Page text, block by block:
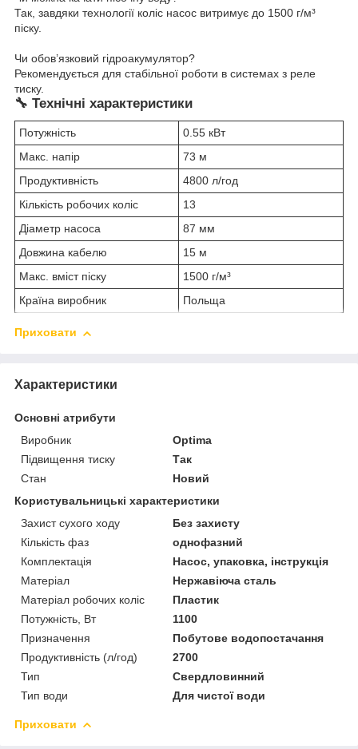
Так, завдяки технології коліс насос витримує до 1500 г/м³
піску.
Чи обов’язковий гідроакумулятор?
Рекомендується для стабільної роботи в системах з реле
тиску.
🔧 Технічні характеристики
Потужність
0.55 кВт
Макс. напір
73 м
Продуктивність
4800 л/год
Кількість робочих коліс
13
Діаметр насоса
87 мм
Довжина кабелю
15 м
Макс. вміст піску
1500 г/м³
Країна виробник
Польща
Приховати
Характеристики
Основні атрибути
Виробник
Optima
Підвищення тиску
Так
Стан
Новий
Користувальницькі характеристики
Захист сухого ходу
Без захисту
Кількість фаз
однофазний
Комплектація
Насос, упаковка, інструкція
Матеріал
Нержавіюча сталь
Матеріал робочих коліс
Пластик
Потужність, Вт
1100
Призначення
Побутове водопостачання
Продуктивність (л/год)
2700
Тип
Свердловинний
Тип води
Для чистої води
Приховати